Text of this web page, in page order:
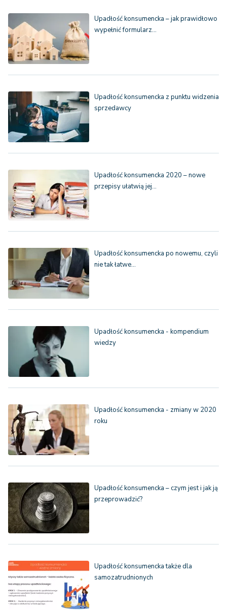
Upadłość konsumencka – jak prawidłowo
wypełnić formularz…
Upadłość konsumencka z punktu widzenia
sprzedawcy
Upadłość konsumencka 2020 – nowe
przepisy ułatwią jej…
Upadłość konsumencka po nowemu, czyli
nie tak łatwe…
Upadłość konsumencka - kompendium
wiedzy
Upadłość konsumencka - zmiany w 2020
roku
Upadłość konsumencka – czym jest i jak ją
przeprowadzić?
Upadłość konsumencka także dla
samozatrudnionych